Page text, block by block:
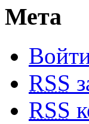
Мета
RSS
RSS